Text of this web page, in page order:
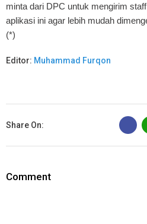
minta dari DPC untuk mengirim
aplikasi ini agar lebih mudah
(*)
Editor: Muhammad Furqon
Share On:
B
Comment